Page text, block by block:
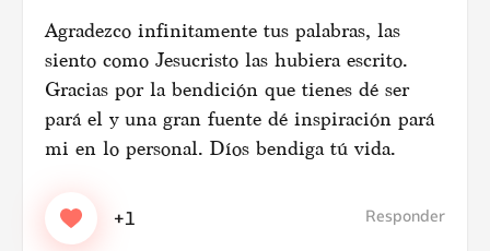
Quiero suscribirme a Tolkian para recibir
semanalmente todos los artículos que se publican
en la revista.
Antes de continuar, nos gustaría recordarte algunas cosas sobre
Todos los comentarios son moderados por nuestro equipo.
Aprobamos sólo los comentarios que son constructivos.
Agradezco infinitamente tus palabras, las
siento como Jesucristo las hubiera escrito.
Gracias por la bendición que tienes dé ser
pará el y una gran fuente dé inspiración pará
mi en lo personal. Díos bendiga tú vida.
+1 Responder